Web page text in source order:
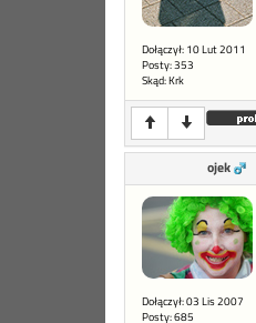
Dołączył: 10 Lut 2011
Posty: 353
Skąd: Krk
ojek
Dołączył: 03 Lis 2007
Posty: 685